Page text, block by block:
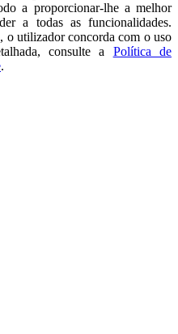
a proporcionar-lhe a melhor
a todas as funcionalidades.
o utilizador concorda com o uso
consulte a
Política de
.